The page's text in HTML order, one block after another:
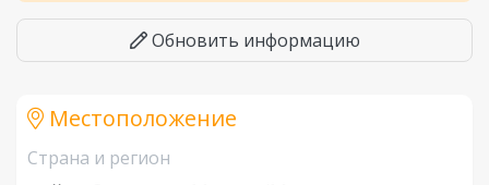
Обновить информацию
Местоположение
Страна и регион